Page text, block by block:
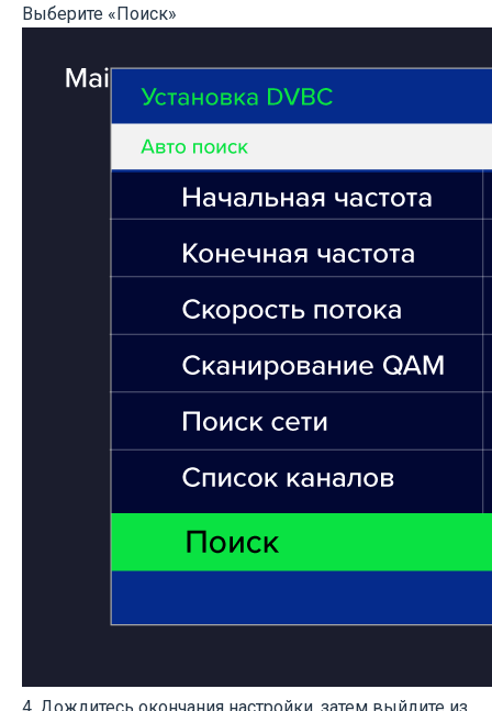
Выберите «Поиск»